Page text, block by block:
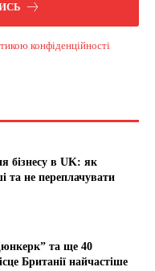
конфіденційності
бізнесу в UK: як
та не переплачувати
та ще 40
Британії найчастіше